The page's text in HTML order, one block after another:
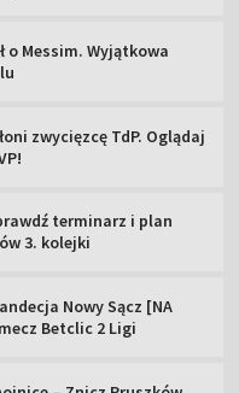
o Messim. Wyjątkowa
zwycięzcę TdP. Oglądaj
terminarz i plan
3. kolejki
Nowy Sącz [NA
Betclic 2 Ligi